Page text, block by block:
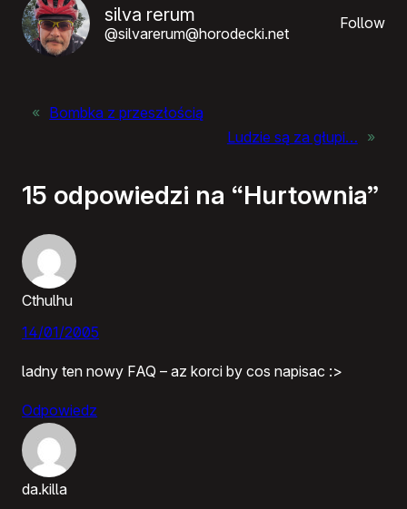
silva rerum
@silvarerum@horodecki.net
Follow
« Bombka z przeszłością
Ludzie są za głupi… »
15 odpowiedzi na “Hurtownia”
Cthulhu
14/01/2005
ladny ten nowy FAQ – az korci by cos napisac :>
Odpowiedz
da.killa